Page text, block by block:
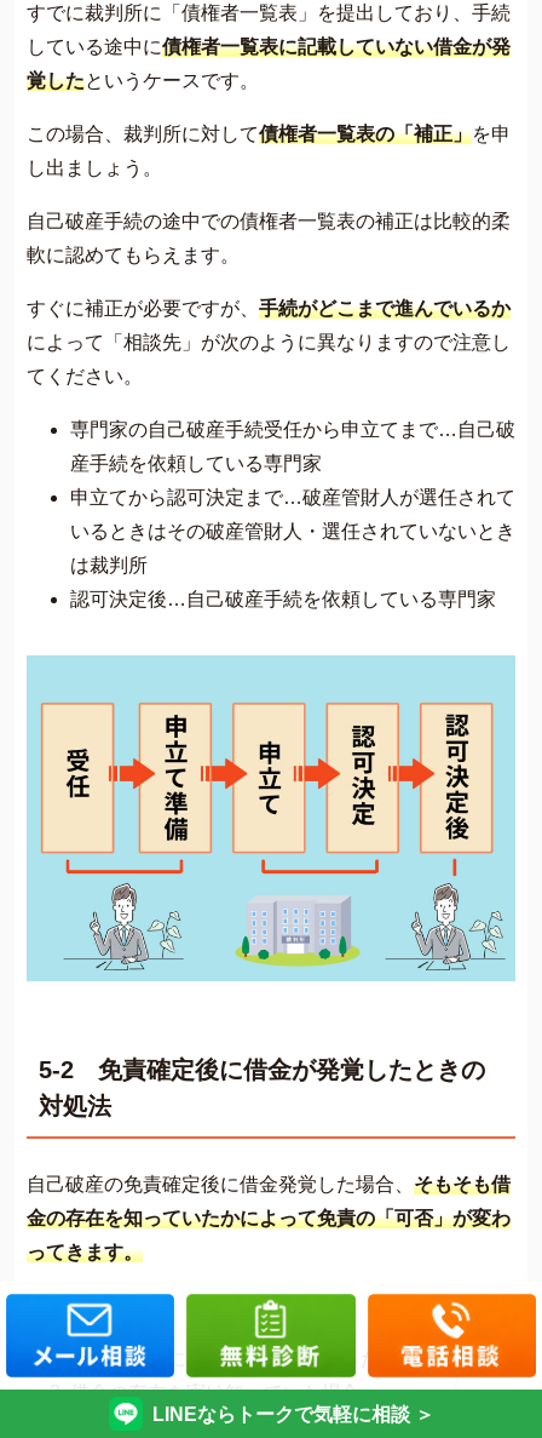
すでに裁判所に「債権者一覧表」を提出しており、手続
している途中に債権者一覧表に記載していない借金が発
覚したというケースです。
この場合、裁判所に対して債権者一覧表の「補正」を申
し出ましょう。
自己破産手続の途中での債権者一覧表の補正は比較的柔
軟に認めてもらえます。
すぐに補正が必要ですが、 手続がどこまで進んでいるか
によって「相談先」が次のように異なりますので注意し
てください。
専門家の自己破産手続受任から申立てまで…自己破
産手続を依頼している専門家
申立てから認可決定まで…破産管財人が選任されて
いるときはその破産管財人・選任されていないとき
は裁判所
認可決定後…自己破産手続を依頼している専門家
5-2 免責確定後に借金が発覚したときの
対処法
自己破産の免責確定後に借金発覚した場合、 そもそも借
金の存在を知っていたかによって免責の「可否」が変わ
ってきます。
そこで、
借金の存在に気がついていなかった場合
借金の存在を実は知っていた場合
LINEならトークで気軽に相談 ＞